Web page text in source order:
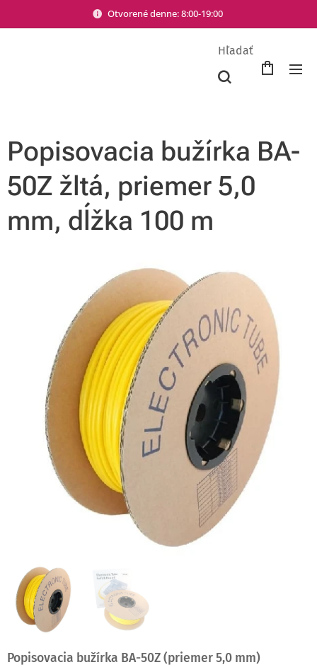
Otvorené denne: 8:00-19:00
Hľadať
Popisovacia bužírka BA-
50Z žltá, priemer 5,0
mm, dĺžka 100 m
Popisovacia bužírka BA-50Z (priemer 5,0 mm)